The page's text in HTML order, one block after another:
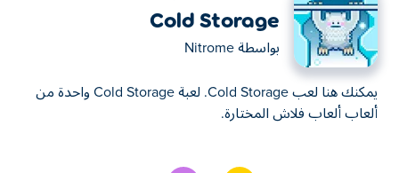
Cold Storage
بواسطة Nitrome
يمكنك هنا لعب Cold Storage. لعبة Cold Storage واحدة من
ألعاب ألعاب فلاش المختارة.